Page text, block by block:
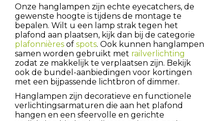
Onze hanglampen zijn echte eyecatchers, de
gewenste hoogte is tijdens de montage te
bepalen. Wilt u een lamp strak tegen het
plafond aan plaatsen, kijk dan bij de categorie
plafonnières of spots. Ook kunnen hanglampen
samen worden gebruikt met railverlichting
zodat ze makkelijk te verplaatsen zijn. Bekijk
ook de bundel-aanbiedingen voor kortingen
met een bijpassende lichtbron of dimmer.
Hanglampen zijn decoratieve en functionele
verlichtingsarmaturen die aan het plafond
hangen en een sfeervolle en gerichte